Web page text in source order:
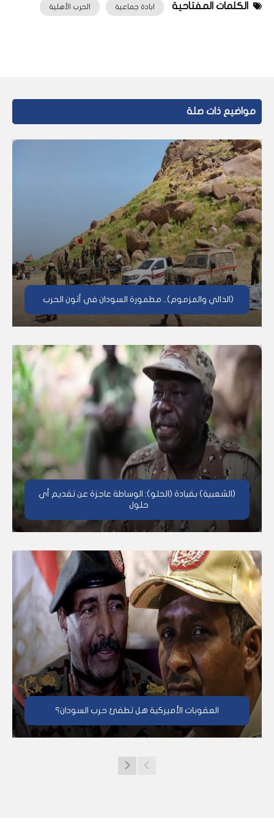
الكلمات المفتاحية ابادة جماعية الحرب الأهلية
مواضيع ذات صلة
(الدالي والمزموم).. مطمورة السودان في أتون الحرب
(الشعبية) بقيادة (الحلو): الوساطة عاجزة عن تقديم أي
حلول
العقوبات الأميركية هل تطفئ حرب السودان؟